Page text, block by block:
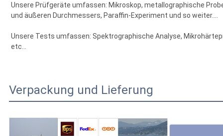
Unsere Prüfgeräte umfassen: Mikroskop, metallographische
und äußeren Durchmessers, Paraffin-Experiment und so weiter....
Unsere Tests umfassen: Spektrographische Analyse,
etc...
Verpackung und Lieferung